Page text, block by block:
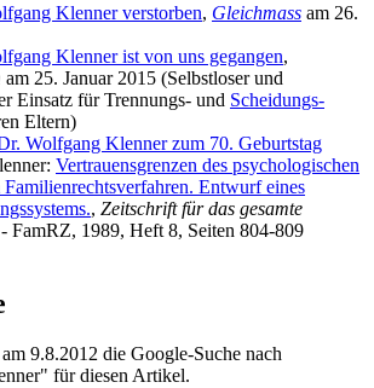
Klenner verstorben, Gleichmass am 26.
Klenner ist von uns gegangen,
am 25. Januar 2015 (Selbstloser und
Einsatz für Trennungs- und Scheidungs­
Eltern)
Wolfgang Klenner zum 70. Geburtstag
Vertrauensgrenzen des psychologischen
Familienrechtsverfahren. Entwurf eines
, Zeitschrift für das gesamte
FamRZ, 1989, Heft 8, Seiten 804-809
9.8.2012 die Google-Suche nach
für diesen Artikel.